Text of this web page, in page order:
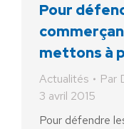
Pour
mettons à
Actualités Par
3 avril 2015
Pour défendre